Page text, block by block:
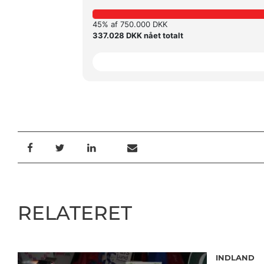
45% af 750.000 DKK
337.028 DKK nået totalt
RELATERET
INDLAND